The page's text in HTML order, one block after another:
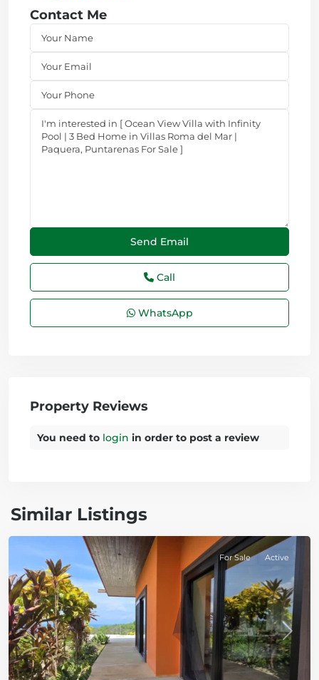
Contact Me
Call
WhatsApp
Property Reviews
You need to login in order to post a review
Similar Listings
Paquera
Previous Next
For Sale Active